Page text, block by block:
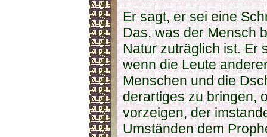
Er sagt, er sei eine
Das, was der Mensch
Natur zuträglich ist. Er
wenn die Leute
Menschen und die
derartiges zu bringen,
vorzeigen, der
Umständen dem